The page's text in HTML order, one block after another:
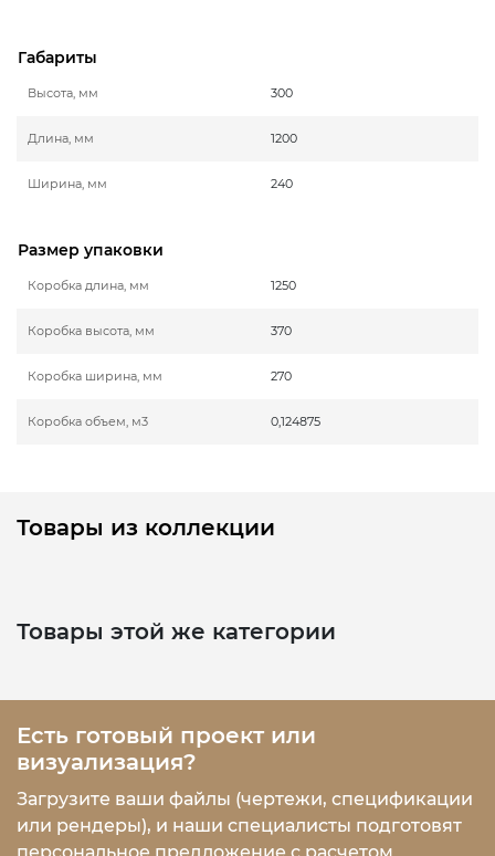
Габариты
Высота, мм 300
Длина, мм 1200
Ширина, мм 240
Размер упаковки
Коробка длина, мм 1250
Коробка высота, мм 370
Коробка ширина, мм 270
Коробка объем, м3 0,124875
Товары из коллекции
Товары этой же категории
Есть готовый проект или
визуализация?
Загрузите ваши файлы (чертежи, спецификации
или рендеры), и наши специалисты подготовят